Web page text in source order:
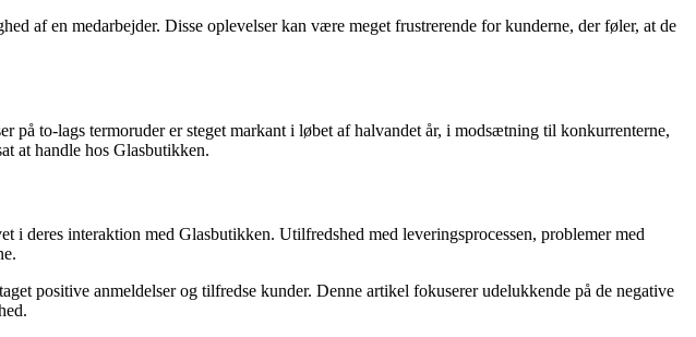
af en medarbejder. Disse oplevelser kan være meget frustrerende for kunderne, der føler, at de
to-lags termoruder er steget markant i løbet af halvandet år, i modsætning til konkurrenterne,
at handle hos Glasbutikken.
deres interaktion med Glasbutikken. Utilfredshed med leveringsprocessen, problemer med
positive anmeldelser og tilfredse kunder. Denne artikel fokuserer udelukkende på de negative